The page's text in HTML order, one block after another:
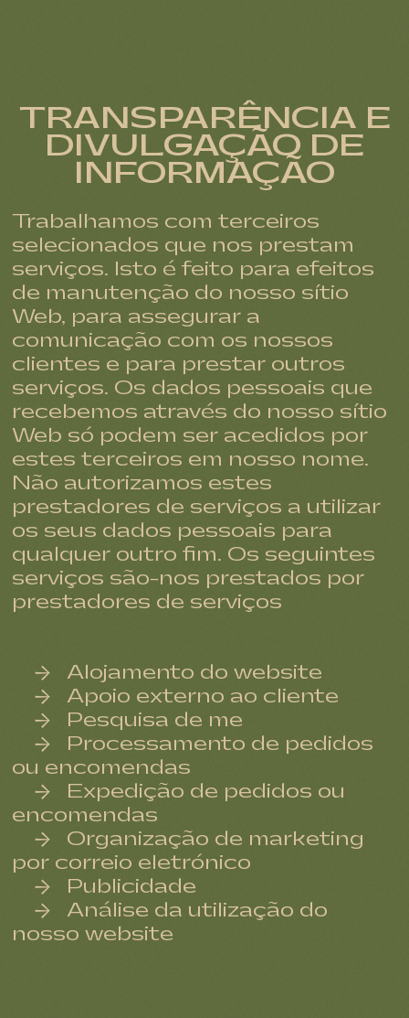
TRANSPARÊNCIA E
DIVULGAÇÃO DE
INFORMAÇÃO
Trabalhamos com terceiros
selecionados que nos prestam
serviços. Isto é feito para efeitos
de manutenção do nosso sítio
Web, para assegurar a
comunicação com os nossos
clientes e para prestar outros
serviços. Os dados pessoais que
recebemos através do nosso sítio
Web só podem ser acedidos por
estes terceiros em nosso nome.
Não autorizamos estes
prestadores de serviços a utilizar
os seus dados pessoais para
qualquer outro fim. Os seguintes
serviços são-nos prestados por
prestadores de serviços
Alojamento do website
Apoio externo ao cliente
Pesquisa de me
Processamento de pedidos
ou encomendas
Expedição de pedidos ou
encomendas
Organização de marketing
por correio eletrónico
Publicidade
Análise da utilização do
nosso website